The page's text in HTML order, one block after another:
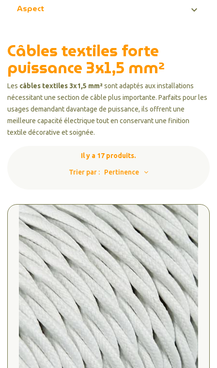
Aspect 
Câbles textiles forte
puissance 3x1,5 mm²
Les câbles textiles 3x1,5 mm²sont adaptés aux installations
nécessitant une section de câble plus importante. Parfaits pour les
usages demandant davantage de puissance, ils offrent une
meilleure capacité électrique tout en conservant une finition
textile décorative et soignée.
Il y a 17 produits.
Trier par : Pertinence